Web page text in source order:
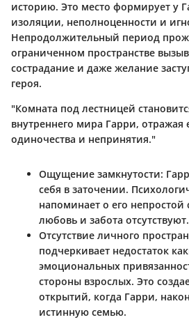
историю. Это место формирует у
изоляции, неполноценности и
Непродолжительный период
ограниченном пространстве
сострадание и даже желание
героя.
"Комната под лестницей
внутреннего мира Гарри, отражая
одиночества и непринятия."
Ощущение замкнутости:
себя в заточении.
напоминает о его непростой
любовь и забота отсутствуют.
Отсутствие личного
подчеркивает недостаток
эмоциональных
стороны взрослых. Это
открытий, когда Гарри,
истинную семью.